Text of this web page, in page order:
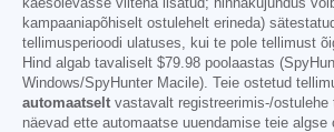
käesolevasse viitena lisatud; hinnakujundus
kampaaniapõhiselt ostulehelt erineda)
tellimusperioodi ulatuses, kui te pole tellimust
Hind algab tavaliselt $79.98 poolaastas
Windows/SpyHunter Macile). Teie ostetud
automaatselt vastavalt registreerimis-/ostulehe
näevad ette automaatse uuendamise teie algse